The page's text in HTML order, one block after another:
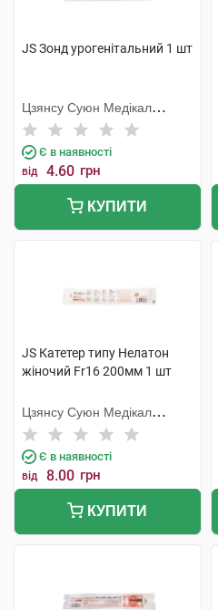
JS Зонд урогенітальний 1 шт
Цзянсу Суюн Медікал
Метіріалс
Є в наявності
від 4.60 грн
КУПИТИ
JS Катетер типу Нелатон
жіночий Fr16 200мм 1 шт
Цзянсу Суюн Медікал
Метіріалс
Є в наявності
від 8.00 грн
КУПИТИ